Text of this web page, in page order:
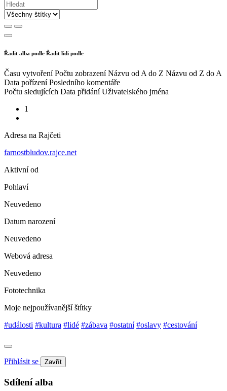
Řadit alba podle Řadit lidi podle
Času vytvoření Počtu zobrazení Názvu od A do Z Názvu od Z do A
Data pořízení Posledního komentáře
Počtu sledujících Data přidání Uživatelského jména
1
Adresa na Rajčeti
farnostbludov.rajce.net
Aktivní od
Pohlaví
Neuvedeno
Datum narození
Neuvedeno
Webová adresa
Neuvedeno
Fototechnika
Moje nejpoužívanější štítky
#události #kultura #lidé #zábava #ostatní #oslavy #cestování
Přihlásit se Zavřít
Sdílení alba